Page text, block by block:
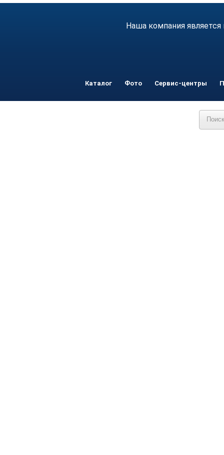
Наша компания
Каталог Фото Сервис-центры